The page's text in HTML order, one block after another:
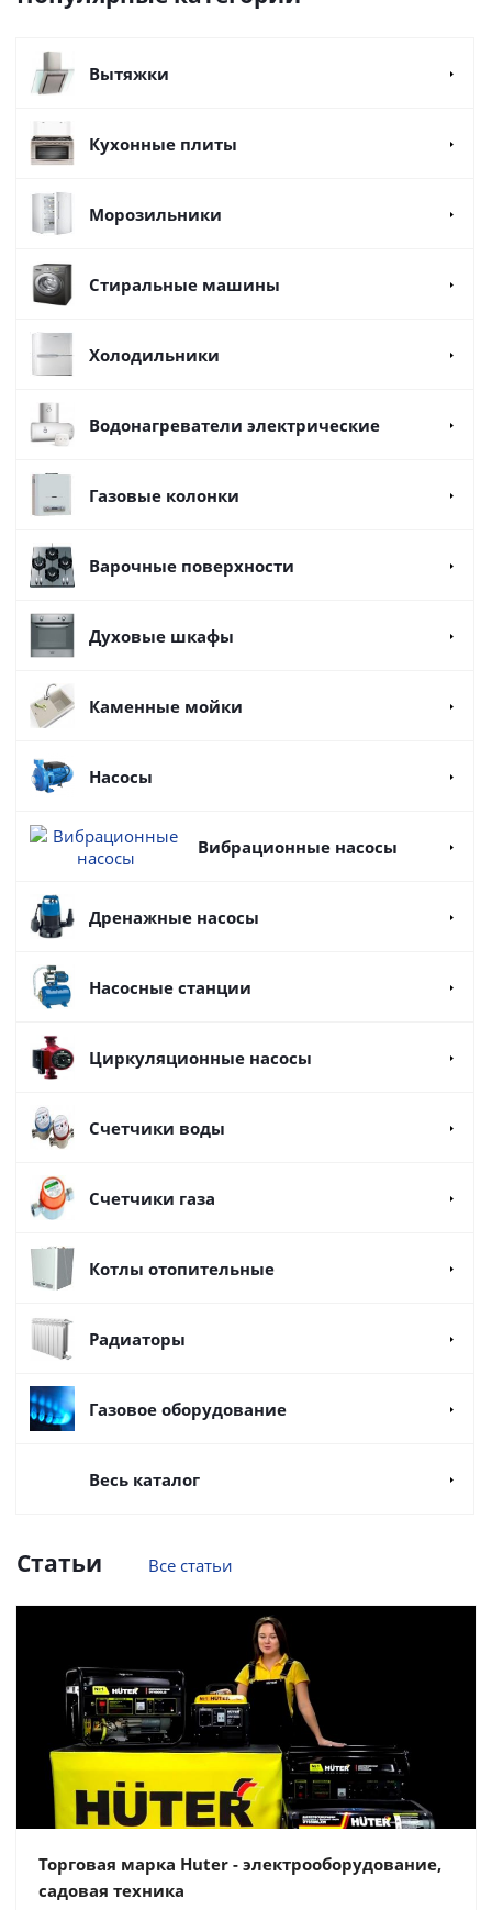
Вытяжки
Кухонные плиты
Морозильники
Стиральные машины
Холодильники
Водонагреватели электрические
Газовые колонки
Варочные поверхности
Духовые шкафы
Каменные мойки
Насосы
Вибрационные насосы
Дренажные насосы
Насосные станции
Циркуляционные насосы
Счетчики воды
Счетчики газа
Котлы отопительные
Радиаторы
Газовое оборудование
Весь каталог
Статьи Все статьи
Торговая марка Huter - электрооборудование,
садовая техника